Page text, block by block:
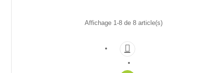
Affichage 1-8 de 8 article(s)
